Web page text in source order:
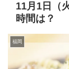
11月1日（
時間は？
福岡